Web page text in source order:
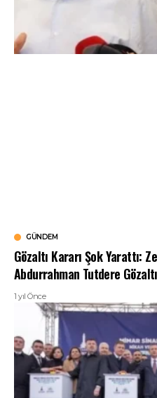
GÜNDEM
Gözaltı Kararı Şok Yarattı:
Abdurrahman Tutdere
1 yıl Önce